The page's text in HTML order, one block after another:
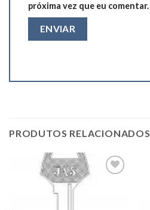
próxima vez que eu comentar.
PRODUTOS RELACIONADOS